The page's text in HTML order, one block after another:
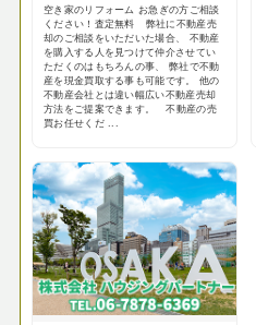
空き家のリフォーム お急ぎの方ご相談
ください！査定無料 弊社に不動産売
却のご相談をいただいた場合、 不動産
を購入する人を見つけて仲介させてい
ただくのはもちろんの事、 弊社で不動
産を現金買取する事も可能です。 他の
不動産会社とは違い幅広い不動産売却
方法をご提案できます。 不動産の売
買お任せくだ ...